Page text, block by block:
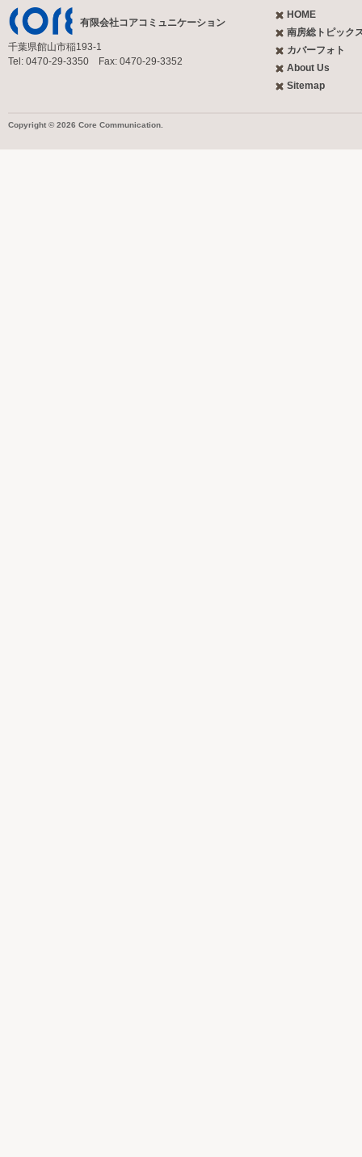
有限会社コアコミュニケーション
千葉県館山市稲193-1
Tel: 0470-29-3350 Fax: 0470-29-3352
HOME
南房総トピック
カバーフォト
About Us
Sitemap
Copyright © 2026 Core Communication.